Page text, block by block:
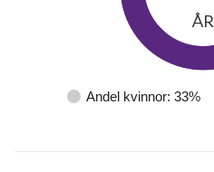
Andel kvinnor: 33%
ÅR